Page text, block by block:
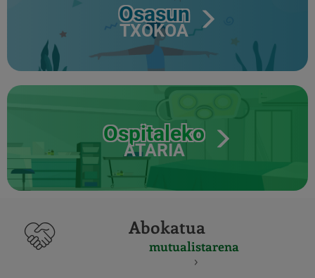
Osasun
TXOKOA
Ospitaleko
ATARIA
Abokatua
mutualistarena